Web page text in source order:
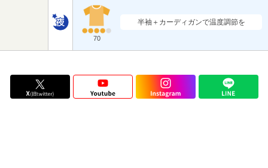
70
半袖＋カーディガンで温度調節を